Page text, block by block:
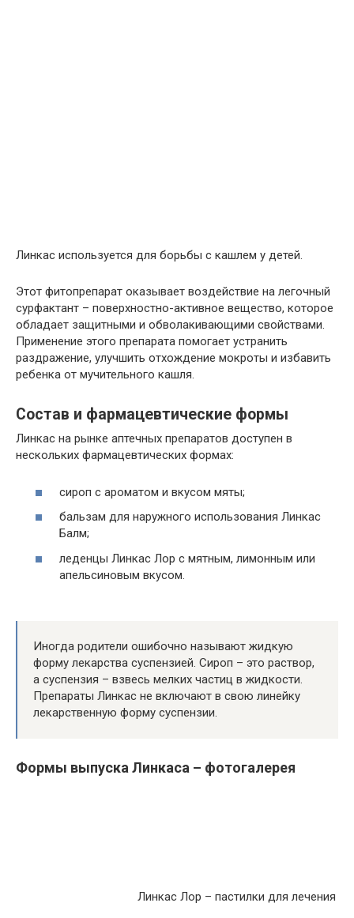
Линкас используется для борьбы с кашлем у детей.
Этот фитопрепарат оказывает воздействие на легочный
сурфактант – поверхностно-активное вещество, которое
обладает защитными и обволакивающими свойствами.
Применение этого препарата помогает устранить
раздражение, улучшить отхождение мокроты и избавить
ребенка от мучительного кашля.
Состав и фармацевтические формы
Линкас на рынке аптечных препаратов доступен в
нескольких фармацевтических формах:
сироп с ароматом и вкусом мяты;
бальзам для наружного использования Линкас
Балм;
леденцы Линкас Лор с мятным, лимонным или
апельсиновым вкусом.
Иногда родители ошибочно называют жидкую
форму лекарства суспензией. Сироп – это раствор,
а суспензия – взвесь мелких частиц в жидкости.
Препараты Линкас не включают в свою линейку
лекарственную форму суспензии.
Формы выпуска Линкаса – фотогалерея
Линкас Лор – пастилки для лечения